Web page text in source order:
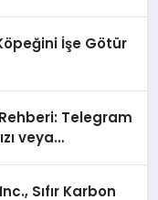
İşe Götür
Telegram
veya
Sıfır Karbon